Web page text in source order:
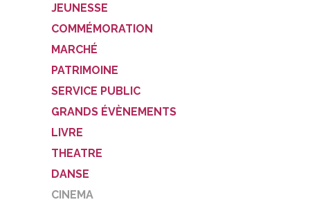
JEUNESSE
COMMÉMORATION
MARCHÉ
PATRIMOINE
SERVICE PUBLIC
GRANDS ÉVÈNEMENTS
LIVRE
THEATRE
DANSE
CINEMA